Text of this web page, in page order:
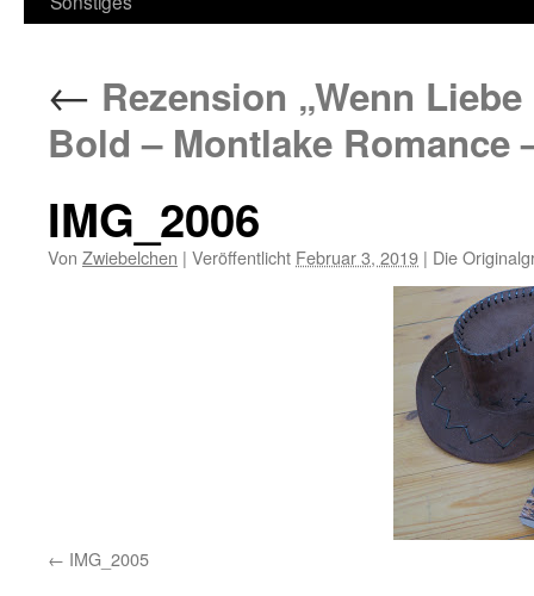
← Rezension „Wenn
Bold – Montlake Romance
IMG_2006
Von Zwiebelchen | Veröffentlicht Februar 3, 2019 | Die
IMG_2005